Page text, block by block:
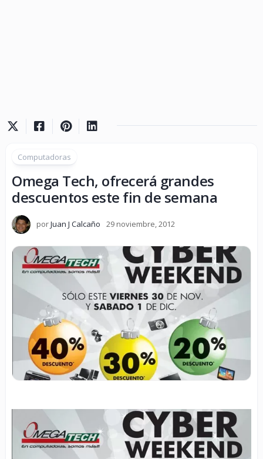
Computadoras
Omega Tech, ofrecerá grandes
descuentos este fin de semana
porJuan J Calcaño 29 noviembre, 2012